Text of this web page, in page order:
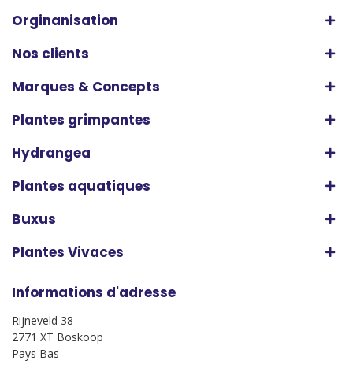
Orginanisation
Nos clients
Marques & Concepts
Plantes grimpantes
Hydrangea
Plantes aquatiques
Buxus
Plantes Vivaces
Informations d'adresse
Rijneveld 38
2771 XT Boskoop
Pays Bas